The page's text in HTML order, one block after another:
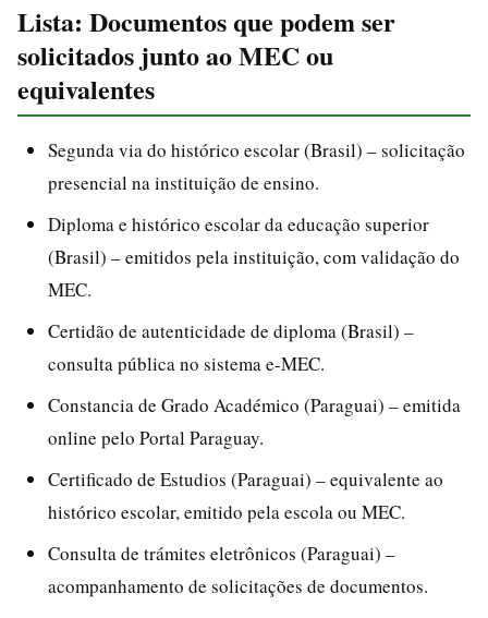
Lista: Documentos que podem ser
solicitados junto ao MEC ou
equivalentes
Segunda via do histórico escolar (Brasil) – solicitação
presencial na instituição de ensino.
Diploma e histórico escolar da educação superior
(Brasil) – emitidos pela instituição, com validação do
MEC.
Certidão de autenticidade de diploma (Brasil) –
consulta pública no sistema e-MEC.
Constancia de Grado Académico (Paraguai) – emitida
online pelo Portal Paraguay.
Certificado de Estudios (Paraguai) – equivalente ao
histórico escolar, emitido pela escola ou MEC.
Consulta de trámites eletrônicos (Paraguai) –
acompanhamento de solicitações de documentos.